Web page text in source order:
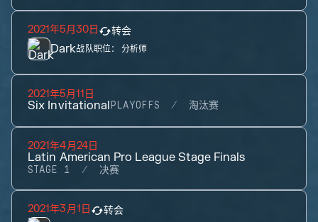
2021年5月30日 转会
Dark战队职位： 分析师
2021年5月11日
Six Invitational PLAYOFFS 淘汰赛
2021年4月24日
Latin American Pro League Stage Finals
STAGE 1 决赛
2021年3月1日 转会